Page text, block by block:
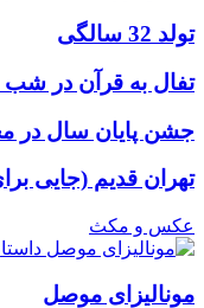
تولد 32 سالگی
تفال به قرآن در شب
جشن پایان سال در
تهران قدیم (جایی
عکس و مکث
مونالیزای موصل